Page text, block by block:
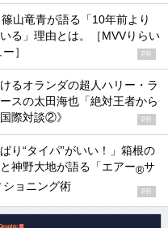
山竜青が語る「10年前より
る」理由とは。［MVVりらい
］
PR
るオランダの超人ハリー・ラ
スの太田海也「絶対王者から
際対談②》
PR
り“タイパ”がいい！」箱根の
神野大地が語る「エアー®サ
ショニング術 PR